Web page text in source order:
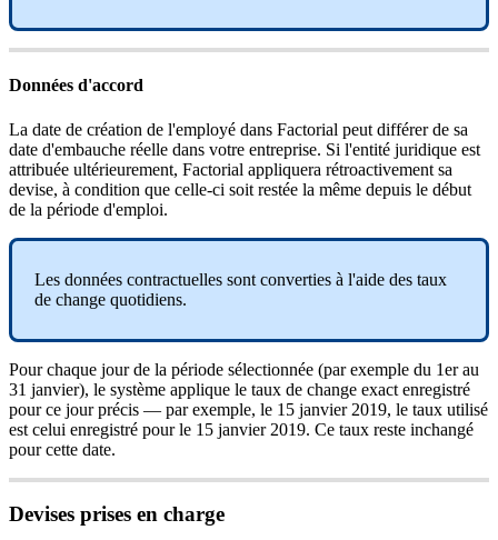
Données d'accord
La date de création de l'employé dans Factorial peut différer de sa
date d'embauche réelle dans votre entreprise. Si l'entité juridique est
attribuée ultérieurement, Factorial appliquera rétroactivement sa
devise, à condition que celle-ci soit restée la même depuis le début
de la période d'emploi.
Les données contractuelles sont converties à l'aide des taux
de change quotidiens.
Pour chaque jour de la période sélectionnée (par exemple du 1er au
31 janvier), le système applique le taux de change exact enregistré
pour ce jour précis — par exemple, le 15 janvier 2019, le taux utilisé
est celui enregistré pour le 15 janvier 2019. Ce taux reste inchangé
pour cette date.
Devises prises en charge